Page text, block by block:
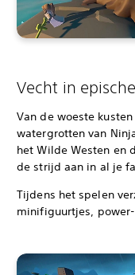
Vecht in
Van de woeste
watergrotten van
het Wilde Westen en
de strijd aan in al je
Tijdens het spelen
minifiguurtjes,